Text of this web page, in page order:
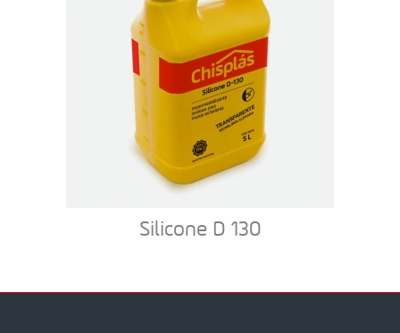
Silicone D 130